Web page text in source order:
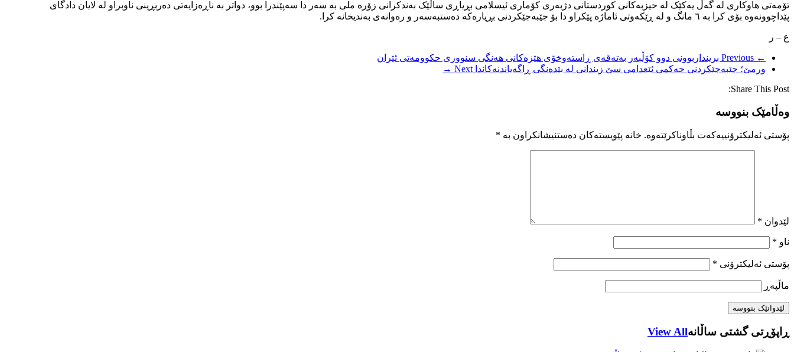
تۆمەتی هاوکاری لە گەڵ یەکێک لە حیزبەکانی کوردستانی دژبەری کۆماری ئیسلامی بڕیاڕی ساڵێک بەندکرانی زۆرە ملی بە سەر دا سەپێندرا بوو، دواتر بە ناڕەزایەتی دەربڕینی ناوبراو لە لایان دادگای
پێداچوونەوە بۆی کرا بە ٦ مانگ و لە ڕێکەوتی ئاماژە پێکراو دا بۆ جێبەجێکردنی بڕیارەکە دەستبەسەر و رەوانەی بەندیخانە کرا.
ع – ر
← Previous
برینداربوونی دوو کۆڵبەر بەتەقەی ڕاستەوخۆی هێزەکانی هەنگی سنووری حکوومەتی ئێران
ورمێ؛ جێبەجێکردنی حەکمی ئێعدامی سێ زیندانی لە بێدەنگی ڕاگەیاندنەکاندا Next →
Share This Post:
وەڵامێک بنووسە
پۆستی ئەلیکترۆنییەکەت بڵاوناکرێتەوە. خانە پێویستەکان دەستنیشانکراون بە *
لێدوان *
ناو *
پۆستی ئەلیکترۆنی *
ماڵپه‌ڕ
ڕاپۆڕتی گشتی ساڵانهView All